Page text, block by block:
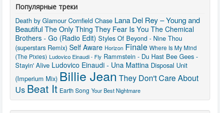
Популярные треки
Death by Glamour Cornfield Chase Lana Del Rey – Young and
BeautifulThe Only Thing They Fear Is You The Chemical
Brothers - Go (Radio Edit) Styles Of Beyond - Nine Thou
(superstars Remix) Self Aware Horizon Finale Where Is My Mind
(The Pixies) Ludovico Einaudi - Fly Rammstein - Du Hast Bee Gees -
Stayin' Alive Ludovico Einaudi - Una Mattina Disposal Unit
(Imperium Mix) Billie Jean They Don't Care About
Us Beat It Earth Song Your Best Nightmare